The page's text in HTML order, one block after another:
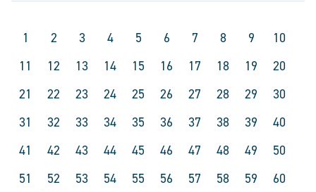
1 2 3 4 5 6 7 8 9
10
11
12 13 14 15 16 17 18 19
20
21
22 23 24 25 26 27 28 29
30
31
32 33 34 35 36 37 38 39
40
41
42 43 44 45 46 47 48 49
50
51
52 53 54 55 56 57 58 59
60